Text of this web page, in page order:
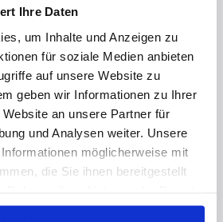
Ihre Daten
um Inhalte und Anzeigen zu
für soziale Medien anbieten
auf unsere Website zu
geben wir Informationen zu Ihrer
an unsere Partner für
und Analysen weiter. Unsere
möglicherweise mit
die Sie ihnen bereitgestellt
finden Sie Informationen zum
vor 2 Jahren
München Macherei